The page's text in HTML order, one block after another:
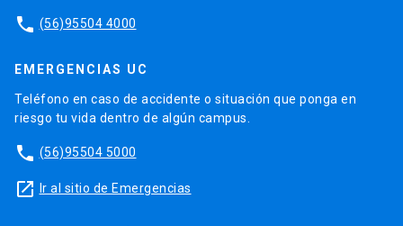
phone (56)95504 4000
EMERGENCIAS UC
Teléfono en caso de accidente o situación que ponga en
riesgo tu vida dentro de algún campus.
phone (56)95504 5000
launch Ir al sitio de Emergencias